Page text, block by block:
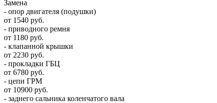
Замена
- опор двигателя (подушки)
от 1540 руб.
- приводного ремня
от 1180 руб.
- клапанной крышки
от 2230 руб.
- прокладки ГБЦ
от 6780 руб.
- цепи ГРМ
от 10900 руб.
- заднего сальника коленчатого вала